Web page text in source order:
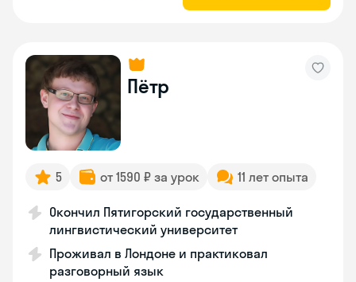
Пётр
5 от 1590 ₽ за урок 11 лет опыта
Окончил Пятигорский государственный
лингвистический университет
Проживал в Лондоне и практиковал
разговорный язык